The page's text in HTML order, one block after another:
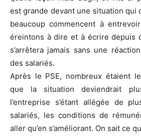
est grande devant une situation qui
beaucoup commencent à
éreintons à dire et à écrire depuis
s’arrêtera jamais sans une
des salariés.
Après le PSE, nombreux étaient
que la situation deviendrait
l’entreprise s’étant allégée de
salariés, les conditions de
aller qu’en s’améliorant. On sait ce